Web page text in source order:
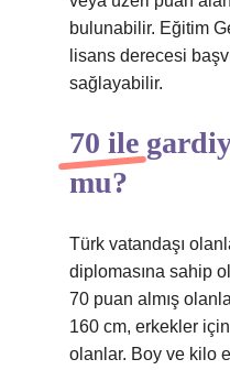
bulunabilir. Eğitim
lisans derecesi
sağlayabilir.
70 ile
mu?
Türk vatandaşı
diplomasına sahip
70 puan almış
160 cm, erkekler
olanlar. Boy ve kilo